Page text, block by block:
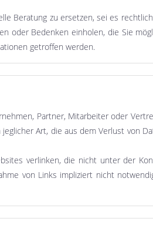
Beratung zu ersetzen, sei es
oder Bedenken einholen, die Sie
getroffen werden.
Partner, Mitarbeiter oder
Art, die aus dem Verlust von
verlinken, die nicht unter der
von Links impliziert nicht